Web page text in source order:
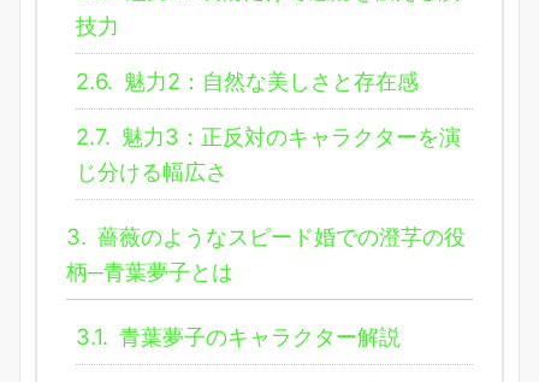
技力
2.6. 魅力2：自然な美しさと存在感
2.7. 魅力3：正反対のキャラクターを演
じ分ける幅広さ
3. 薔薇のようなスピード婚での澄芓の役
柄─青葉夢子とは
3.1. 青葉夢子のキャラクター解説